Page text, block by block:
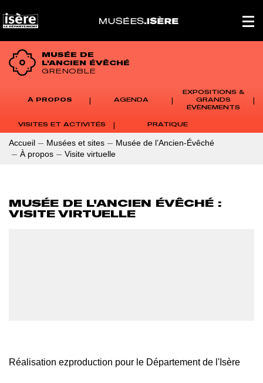
le
MUSÉE DE
L'ANCIEN ÉVÊCHÉ
GRENOBLE
À PROPOS AGENDA
EXPOSITIONS &
GRANDS
ÉVÈNEMENTS
VISITES ET ACTIVITÉS PRATIQUE
Accueil Musées et sites
Musée de l’Ancien-Évêché
À propos
Visite virtuelle
MUSÉE DE L'ANCIEN ÉVÊCHÉ :
VISITE VIRTUELLE
Réalisation ezproduction pour le Département de l'Isère